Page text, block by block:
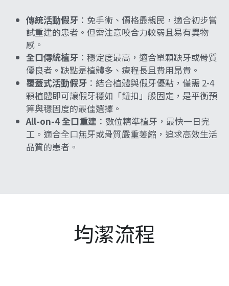
傳統活動假牙：免手術、價格最親民，適合初步嘗
試重建的患者。但需注意咬合力較弱且易有異物
感。
全口傳統植牙：穩定度最高，適合單顆缺牙或骨質
優良者。缺點是植體多、療程長且費用昂貴。
覆蓋式活動假牙：結合植體與假牙優點，僅需 2-4
顆植體即可讓假牙穩如「鈕扣」般固定，是平衡預
算與穩固度的最佳選擇。
All-on-4 全口重建 ：數位精準植牙，最快一日完
工。適合全口無牙或骨質嚴重萎縮，追求高效生活
品質的患者。
均潔流程